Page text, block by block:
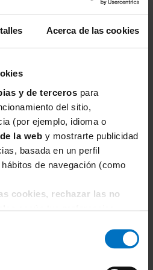
Acerca de las cookies
y de terceros para
del sitio,
(por ejemplo, idioma o
la web y mostrarte publicidad
basada en un perfil
de navegación (como
cookies, rechazar las no
sobre este producto
PUEDE